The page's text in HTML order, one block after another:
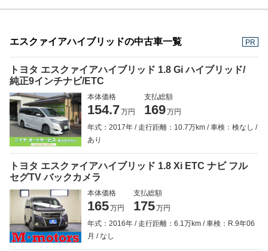
エスクァイアハイブリッドの中古車一覧 PR
トヨタ エスクァイアハイブリッド 1.8 Gi ハイブリッド/
純正9インチナビ/ETC
本体価格
154.7万円
支払総額
169万円
年式：2017年
走行距離：10.7万km
車検：検なし
あり
トヨタ エスクァイアハイブリッド 1.8 Xi ETC ナビ フル
セグTV バックカメラ
本体価格
165万円
支払総額
175万円
年式：2016年
走行距離：6.1万km
車検：R.9年06
月
なし